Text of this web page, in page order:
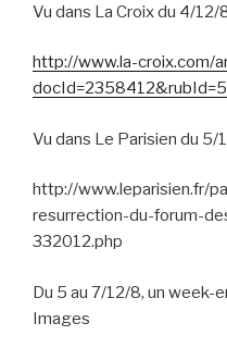
Vu dans La Croix du 4/12/
http://www.la-croix.com/
Vu dans Le Parisien du 5/
http://www.leparisien.fr/
resurrection-du-forum-
332012.php
Du 5 au 7/12/8, un week-
Images